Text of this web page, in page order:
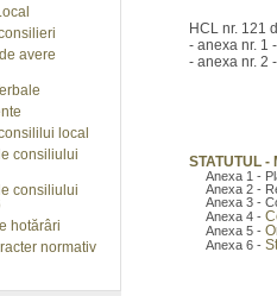
avere
local
consiliului
consiliului
hotărâri
normativ
HCL nr. 121
- anexa nr. 1
- anexa nr. 2
STATUTUL -
Anexa 1 -
Anexa 2 -
Anexa 3 -
Anexa 4 -
Anexa 5 -
Anexa 6 -